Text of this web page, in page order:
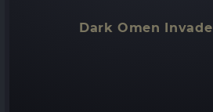
Dark Omen